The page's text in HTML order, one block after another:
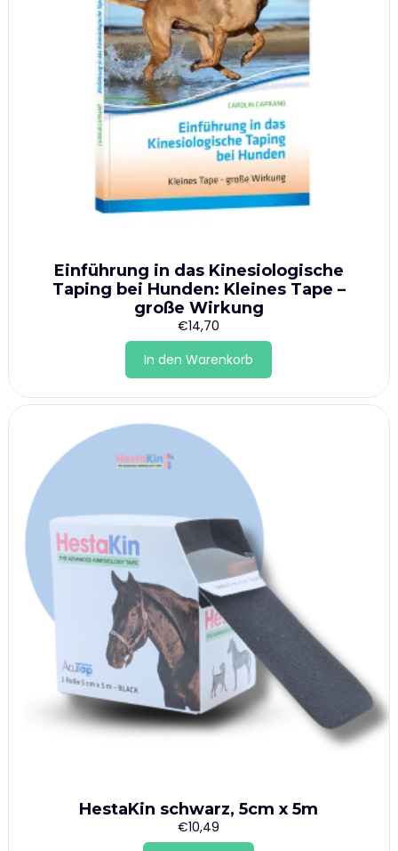
Einführung in das Kinesiologische
Taping bei Hunden: Kleines Tape –
große Wirkung
€14,70
In den Warenkorb
HestaKin schwarz, 5cm x 5m
€10,49